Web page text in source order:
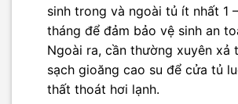
sinh trong và ngoài tủ ít nhất 1
tháng để đảm bảo vệ sinh an
Ngoài ra, cần thường xuyên xả
sạch gioăng cao su để cửa tủ
thất thoát hơi lạnh.